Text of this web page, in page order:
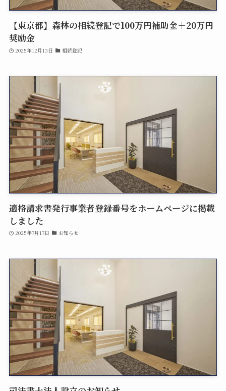
相続登記、遺言書作成、民事信託、会社設立、法
人登記を始め、幅広い分野に対応していますの
で、お気軽にご相談ください。
TEL. 058-232-0011
受付時間／午前9時〜午後6時(土・日・祝は要予約)
MAIL : support＠j-shimada.com
LINEでお問い合わせ
メールでお問い合わせ
【東京都】森林の相続登記で100万円補助金＋20万円
奨励金
2025年12月13日 相続登記
適格請求書発行事業者登録番号をホームページに掲載
しました
2025年7月17日 お知らせ